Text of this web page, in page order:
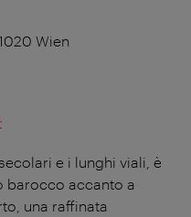
Wien
e i lunghi viali, è
barocco accanto a
una raffinata